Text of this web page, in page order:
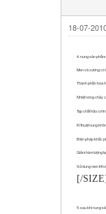
18-07-
4. nung sản phẩm
Men và xương có
Thành phần hóa
Nhiệt nóng chảy
Tạp chất hữu cơ
Kĩ thuật nung
Biện pháp khắc
Giảm hàm lượng
Sử dung men frit vì
[/SIZE]
5. sau khi nung